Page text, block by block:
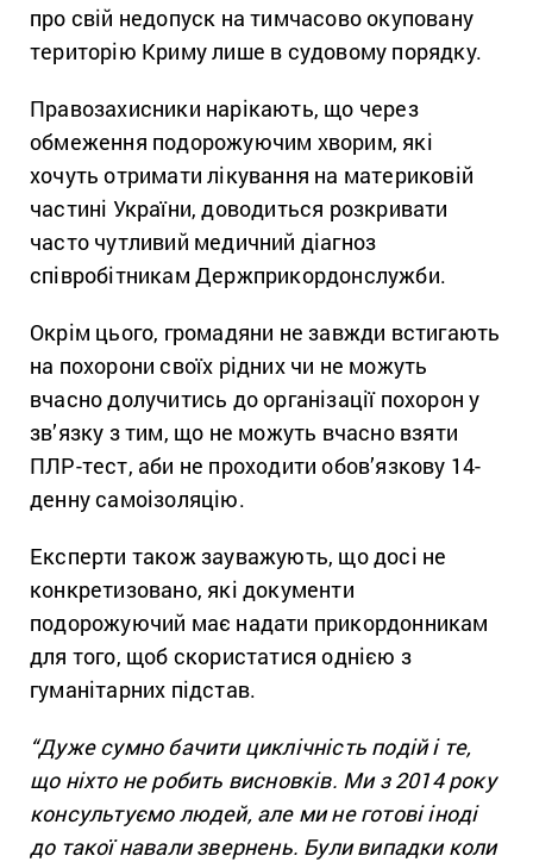
про свій недопуск на тимчасово окуповану
територію Криму лише в судовому порядку.
Правозахисники нарікають, що через
обмеження подорожуючим хворим, які
хочуть отримати лікування на материковій
частині України, доводиться розкривати
часто чутливий медичний діагноз
співробітникам Держприкордонслужби.
Окрім цього, громадяни не завжди встигають
на похорони своїх рідних чи не можуть
вчасно долучитись до організації похорон у
зв’язку з тим, що не можуть вчасно взяти
ПЛР-тест, аби не проходити обов’язкову 14-
денну самоізоляцію.
Експерти також зауважують, що досі не
конкретизовано, які документи
подорожуючий має надати прикордонникам
для того, щоб скористатися однією з
гуманітарних підстав.
“Дуже сумно бачити циклічність подій і те,
що ніхто не робить висновків. Ми з 2014 року
консультуємо людей, але ми не готові іноді
до такої навали звернень. Були випадки коли